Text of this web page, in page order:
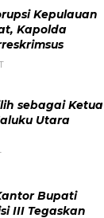
Kepulauan
Kapolda
sebagai Ketua
Utara
Bupati
III Tegaskan